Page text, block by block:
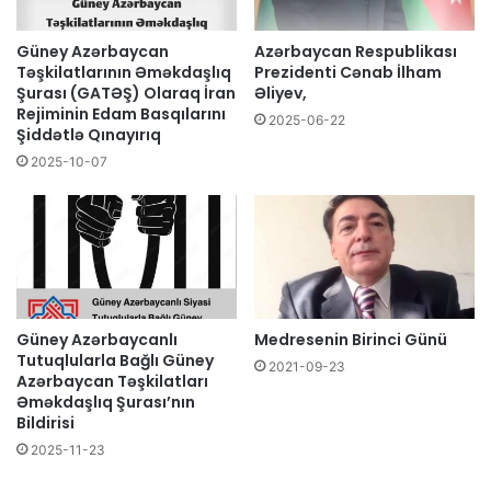
Güney Azərbaycan
Təşkilatlarının Əməkdaşlıq
Şurası (GATƏŞ) Olaraq İran
Rejiminin Edam Basqılarını
Şiddətlə Qınayırıq
2025-10-07
Azərbaycan Respublikası
Prezidenti Cənab İlham
Əliyev,
2025-06-22
Güney Azərbaycanlı
Tutuqlularla Bağlı Güney
Azərbaycan Təşkilatları
Əməkdaşlıq Şurası’nın
Bildirisi
2025-11-23
Medresenin Birinci Günü
2021-09-23